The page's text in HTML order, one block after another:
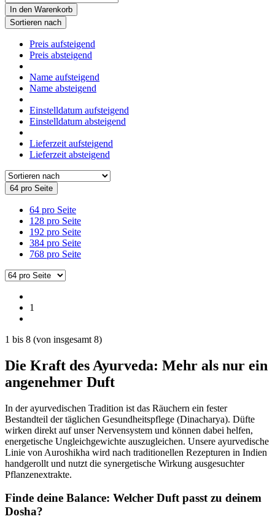
In den Warenkorb
Sortieren nach
Preis aufsteigend
Preis absteigend
Name aufsteigend
Name absteigend
Einstelldatum aufsteigend
Einstelldatum absteigend
Lieferzeit aufsteigend
Lieferzeit absteigend
64 pro Seite
64 pro Seite
128 pro Seite
192 pro Seite
384 pro Seite
768 pro Seite
1
1 bis 8 (von insgesamt 8)
Die Kraft des Ayurveda: Mehr als nur ein
angenehmer Duft
In der ayurvedischen Tradition ist das Räuchern ein fester
Bestandteil der täglichen Gesundheitspflege (Dinacharya). Düfte
wirken direkt auf unser Nervensystem und können dabei helfen,
energetische Ungleichgewichte auszugleichen. Unsere ayurvedische
Linie von Auroshikha wird nach traditionellen Rezepturen in Indien
handgerollt und nutzt die synergetische Wirkung ausgesuchter
Pflanzenextrakte.
Finde deine Balance: Welcher Duft passt zu deinem
Dosha?